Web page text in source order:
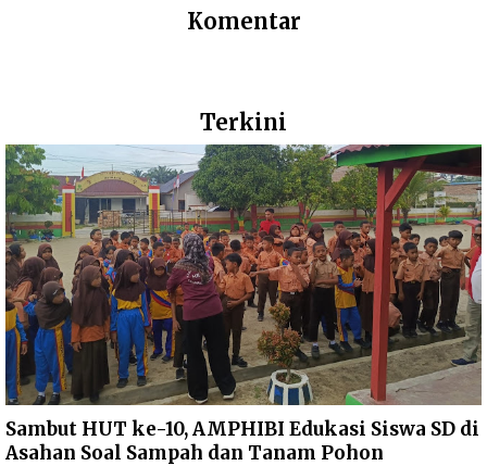
Komentar
Terkini
Sambut HUT ke-10, AMPHIBI Edukasi Siswa SD di
Asahan Soal Sampah dan Tanam Pohon